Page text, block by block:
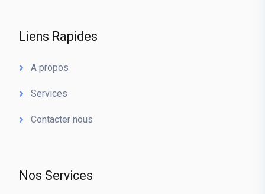
Liens Rapides
A propos
Services
Contacter nous
Nos Services